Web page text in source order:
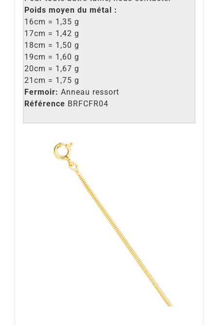
Poids moyen du métal :
16cm = 1,35 g
17cm = 1,42 g
18cm = 1,50 g
19cm = 1,60 g
20cm = 1,67 g
21cm = 1,75 g
Fermoir: Anneau ressort
Référence BRFCFR04